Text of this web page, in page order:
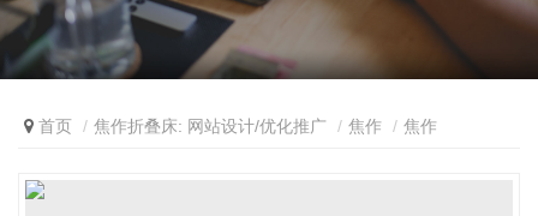
首页 焦作折叠床: 网站设计/优化推广 焦作 焦作